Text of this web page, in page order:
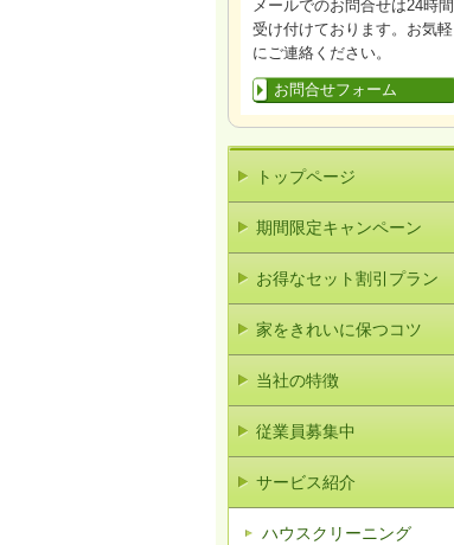
メールでのお問合せは24時間
受け付けております。お気軽
にご連絡ください。
お問合せフォーム
トップページ
期間限定キャンペーン
お得なセット割引プラン
家をきれいに保つコツ
当社の特徴
従業員募集中
サービス紹介
ハウスクリーニング